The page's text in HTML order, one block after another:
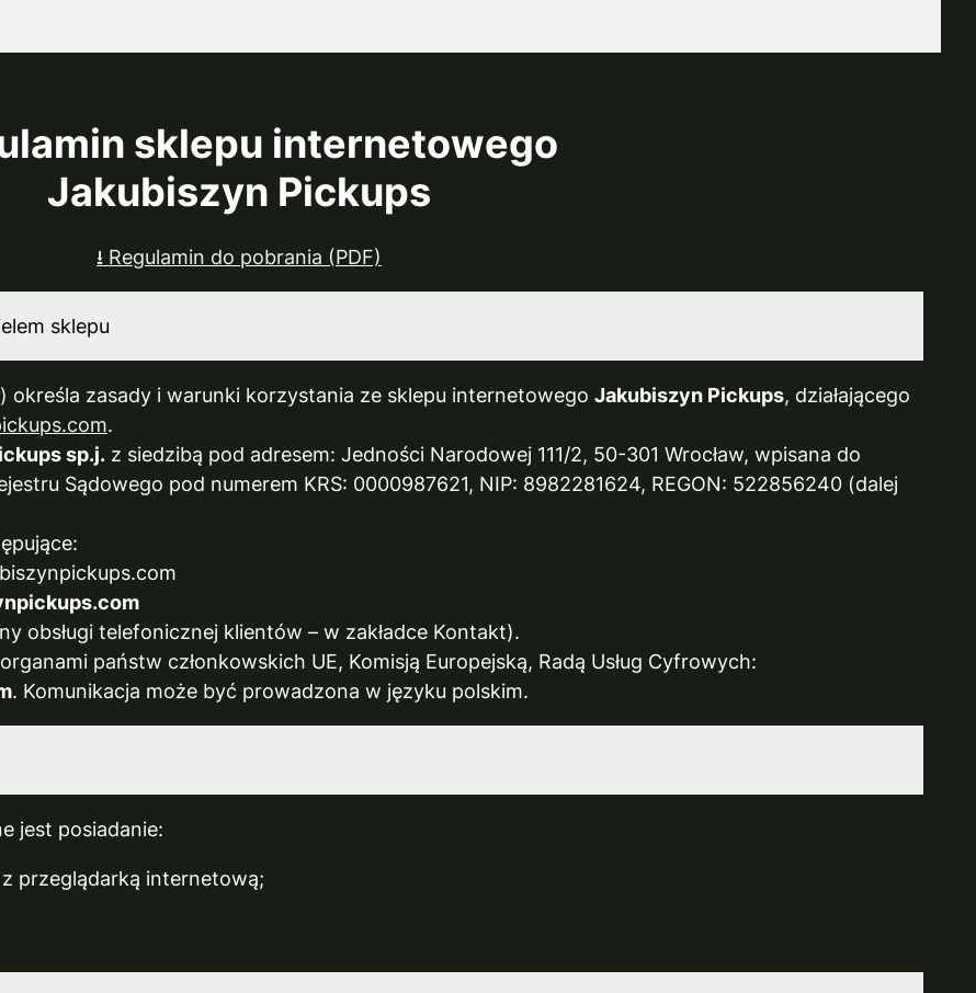
sklepu internetowego
Jakubiszyn Pickups
⭳ Regulamin do pobrania (PDF)
sklepu
określa zasady i warunki korzystania ze sklepu internetowego Jakubiszyn Pickups, działającego
.
sp.j. z siedzibą pod adresem: Jedności Narodowej 111/2, 50-301 Wrocław, wpisana do
Sądowego pod numerem KRS: 0000987621, NIP: 8982281624, REGON: 522856240 (dalej
obsługi telefonicznej klientów – w zakładce Kontakt).
państw członkowskich UE, Komisją Europejską, Radą Usług Cyfrowych:
. Komunikacja może być prowadzona w języku polskim.
jest posiadanie:
przeglądarką internetową;